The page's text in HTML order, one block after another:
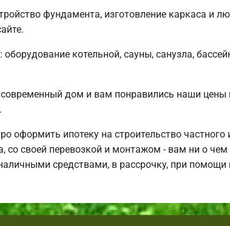
фундамента, изготовление каркаса и
котельной, сауны, санузла,
дом и вам понравились наши цены
оформить ипотеку на строительство
своей перевозкой и монтажом - вам ни о
средствами, в рассрочку, при помощи